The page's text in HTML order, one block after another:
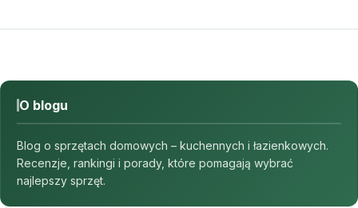
O blogu
Blog o sprzętach domowych – kuchennych i łazienkowych.
Recenzje, rankingi i porady, które pomagają wybrać
najlepszy sprzęt.